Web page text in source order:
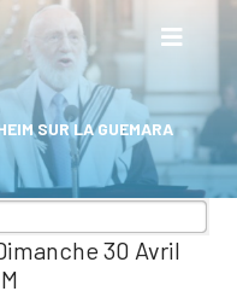
SUR LA GUEMARA
30 Avril